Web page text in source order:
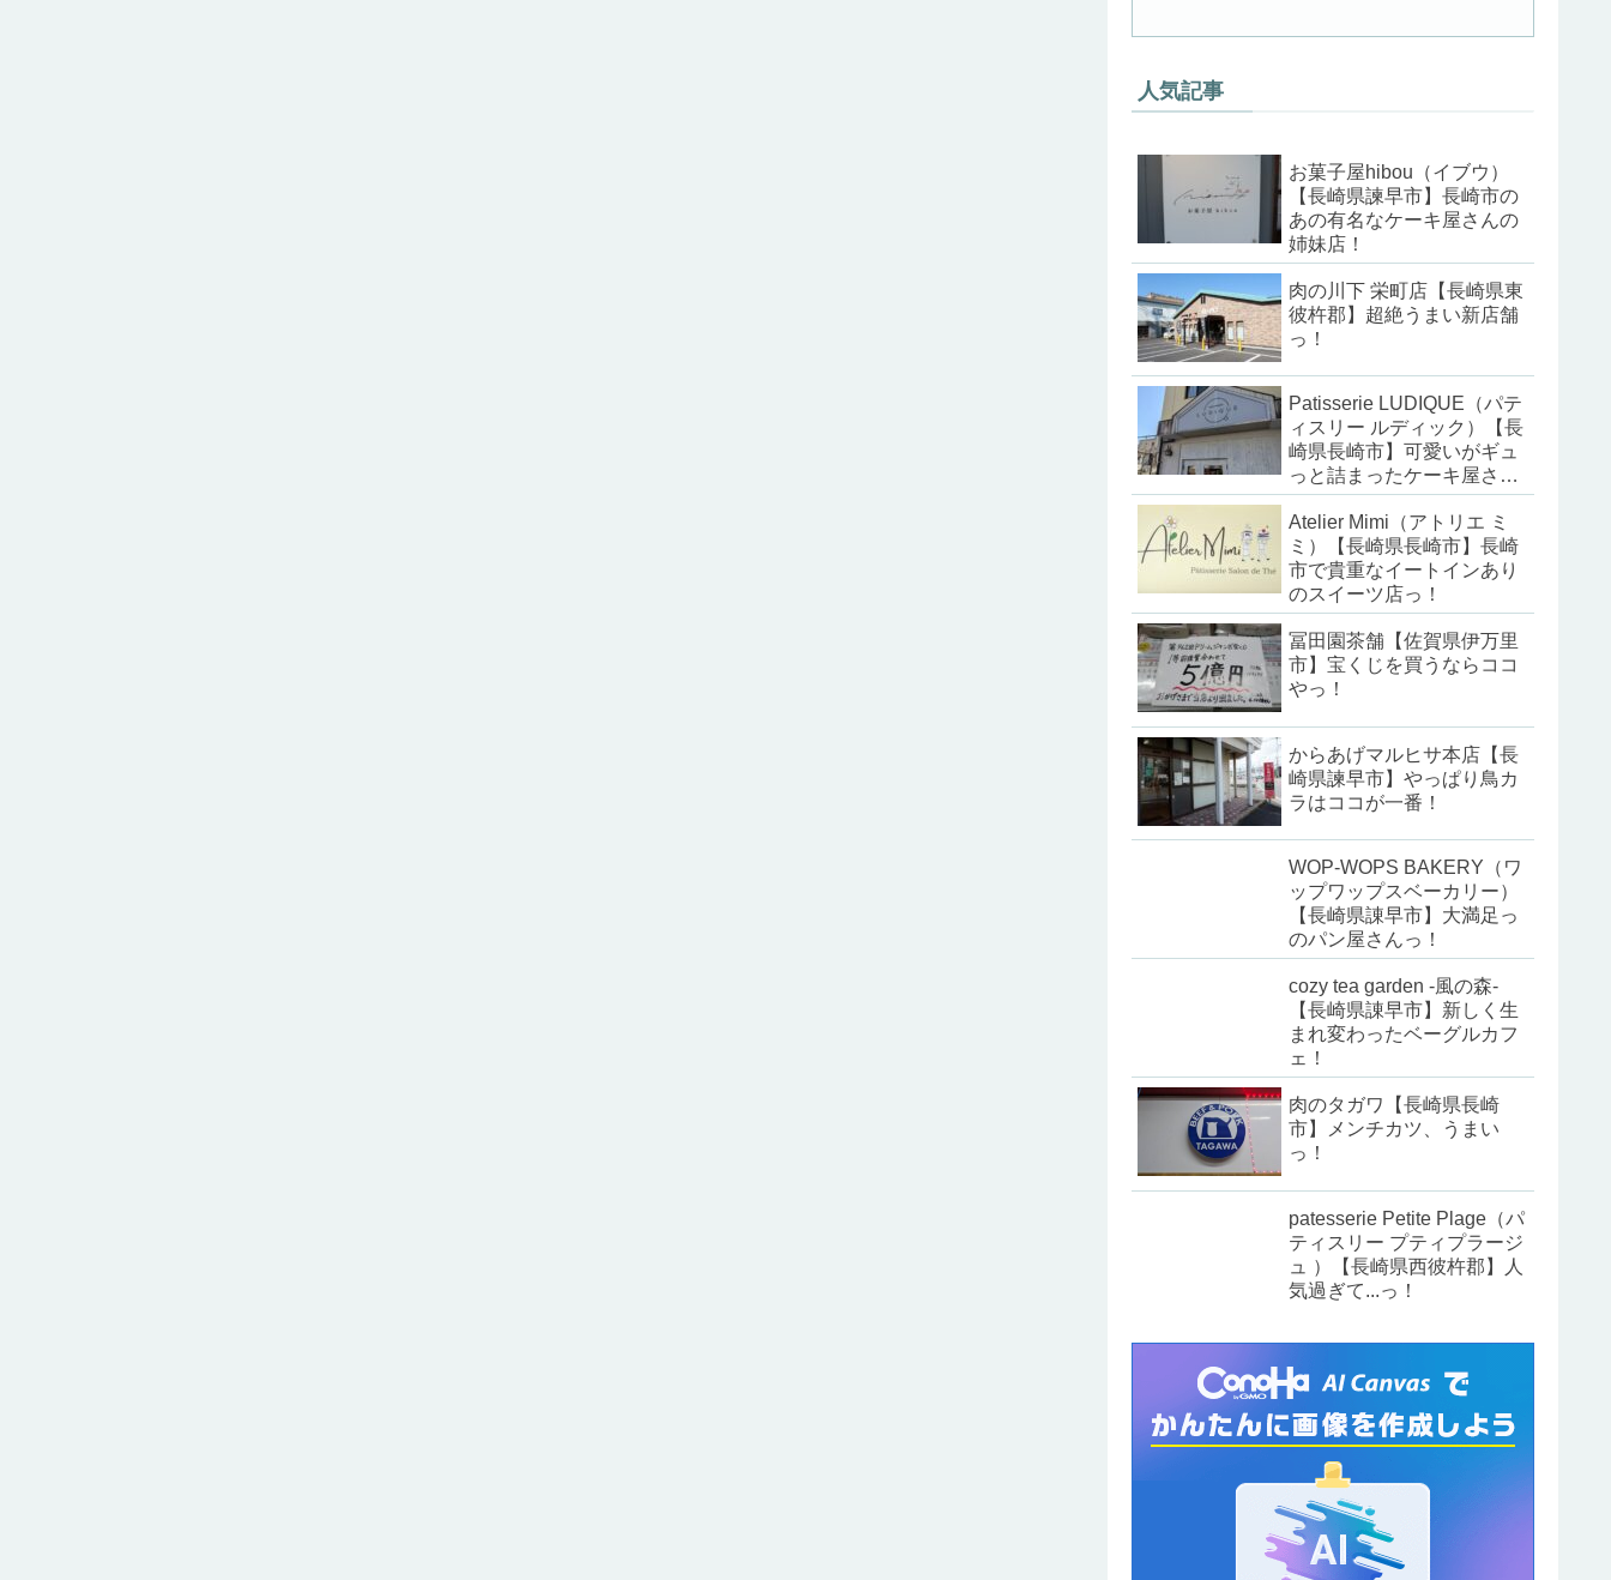
人気記事
お菓子屋hibou（イブウ）
【長崎県諫早市】長崎市の
あの有名なケーキ屋さんの
姉妹店！
肉の川下 栄町店【長崎県東
彼杵郡】超絶うまい新店舗
っ！
Patisserie LUDIQUE（パテ
ィスリー ルディック）【長
崎県長崎市】可愛いがギュ
っと詰まったケーキ屋さ
ん！
Atelier Mimi（アトリエ ミ
ミ）【長崎県長崎市】長崎
市で貴重なイートインあり
のスイーツ店っ！
冨田園茶舗【佐賀県伊万里
市】宝くじを買うならココ
やっ！
からあげマルヒサ本店【長
崎県諫早市】やっぱり鳥カ
ラはココが一番！
WOP-WOPS BAKERY（ワ
ップワップスベーカリー）
【長崎県諌早市】大満足っ
のパン屋さんっ！
cozy tea garden -風の森-
【長崎県諌早市】新しく生
まれ変わったベーグルカフ
ェ！
肉のタガワ【長崎県長崎
市】メンチカツ、うまい
っ！
patesserie Petite Plage（パ
ティスリー プティプラージ
ュ ）【長崎県西彼杵郡】人
気過ぎて...っ！